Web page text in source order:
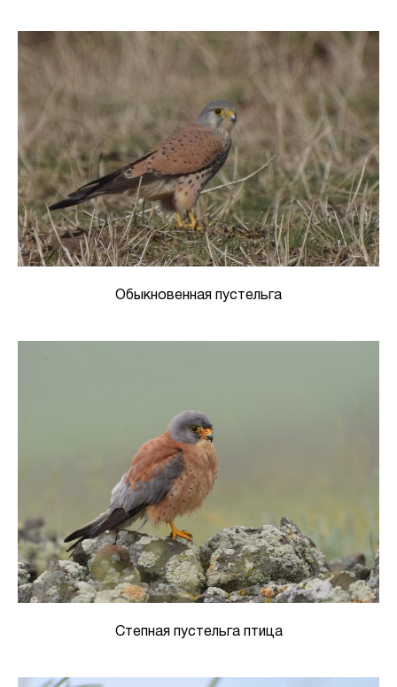
Обыкновенная пустельга
Степная пустельга птица